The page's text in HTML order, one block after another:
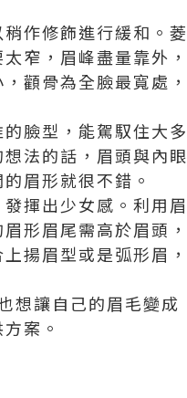
作修飾進行緩和。菱
窄，眉峰盡量靠外，
顴骨為全臉最寬處，
臉型，能駕馭住大多
法的話，眉頭與內眼
眉形就很不錯。
揮出少女感。利用眉
形眉尾需高於眉頭，
揚眉型或是弧形眉，
想讓自己的眉毛變成
案。